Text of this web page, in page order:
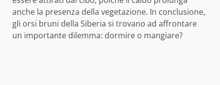
anche la presenza della vegetazione. In conclusione,
gli orsi bruni della Siberia si trovano ad affrontare
un importante dilemma: dormire o mangiare?